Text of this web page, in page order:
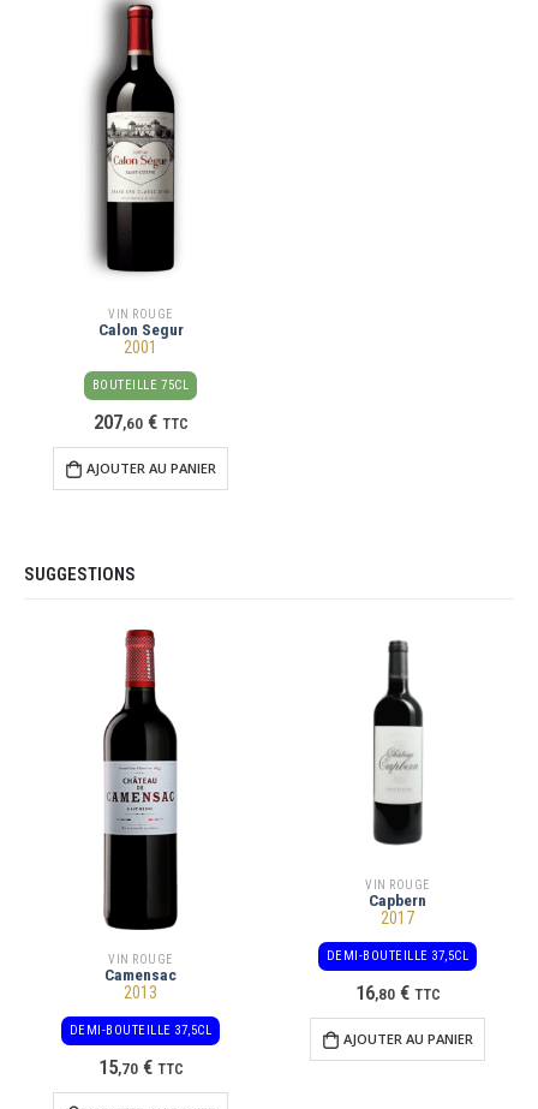
VIN ROUGE
Calon Segur
2001
BOUTEILLE 75CL
207,60 € TTC
AJOUTER AU PANIER
SUGGESTIONS
VIN ROUGE
Camensac
2013
DEMI-BOUTEILLE 37,5CL
15,70 € TTC
VIN ROUGE
Capbern
2017
DEMI-BOUTEILLE 37,5CL
16,80 € TTC
AJOUTER AU PANIER